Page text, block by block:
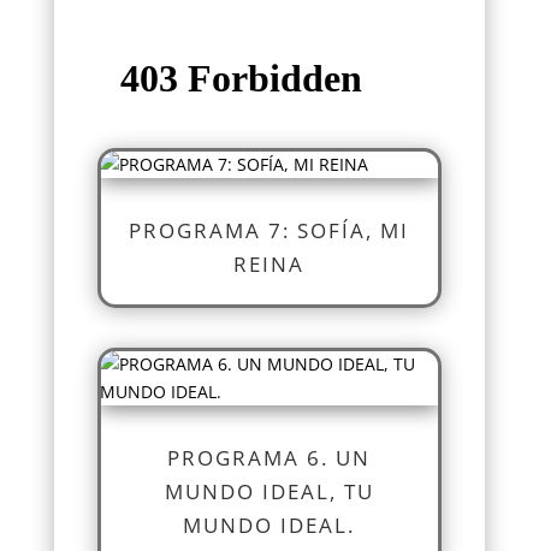
PROGRAMA 7: SOFÍA, MI
REINA
PROGRAMA 6. UN
MUNDO IDEAL, TU
MUNDO IDEAL.